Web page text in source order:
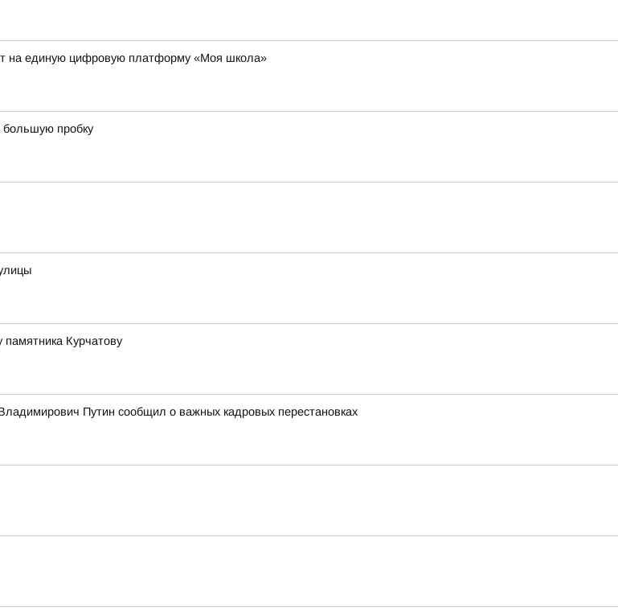
на единую цифровую платформу «Моя школа»
большую пробку
Курчатову
Путин сообщил о важных кадровых перестановках